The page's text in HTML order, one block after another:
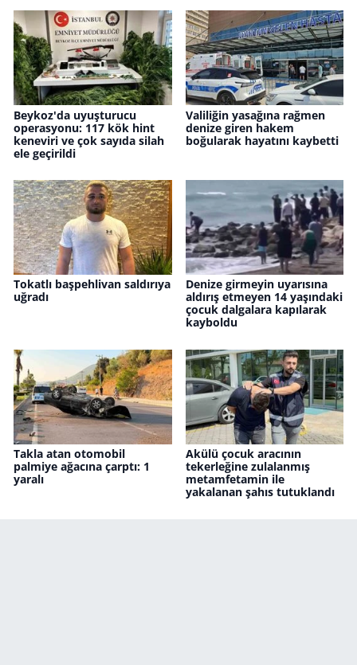
Beykoz'da uyuşturucu
operasyonu: 117 kök hint
keneviri ve çok sayıda silah
ele geçirildi
Valiliğin yasağına rağmen
denize giren hakem
boğularak hayatını kaybetti
Tokatlı başpehlivan saldırıya
uğradı
Denize girmeyin uyarısına
aldırış etmeyen 14 yaşındaki
çocuk dalgalara kapılarak
kayboldu
Takla atan otomobil
palmiye ağacına çarptı: 1
yaralı
Akülü çocuk aracının
tekerleğine zulalanmış
metamfetamin ile
yakalanan şahıs tutuklandı